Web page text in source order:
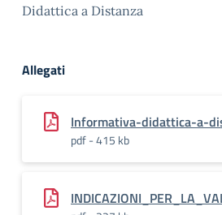
Didattica a Distanza
Allegati
Informativa-didattica-a-
pdf - 415 kb